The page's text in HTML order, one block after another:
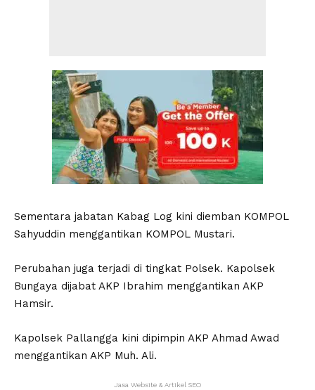
Sementara jabatan Kabag Log kini diemban KOMPOL
Sahyuddin menggantikan KOMPOL Mustari.
Perubahan juga terjadi di tingkat Polsek. Kapolsek
Bungaya dijabat AKP Ibrahim menggantikan AKP
Hamsir.
Kapolsek Pallangga kini dipimpin AKP Ahmad Awad
menggantikan AKP Muh. Ali.
Jasa Website & Artikel SEO